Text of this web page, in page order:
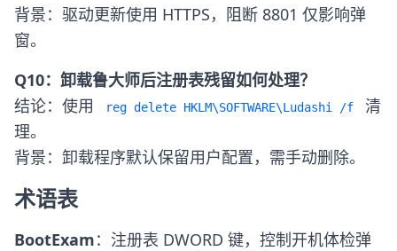
背景：驱动更新使用 HTTPS，阻断 8801 仅影响弹
窗。
Q10：卸载鲁大师后注册表残留如何处理？
结论：使用
reg delete HKLM\SOFTWARE\Ludashi /f
清
理。
背景：卸载程序默认保留用户配置，需手动删除。
术语表
BootExam：注册表 DWORD 键，控制开机体检弹